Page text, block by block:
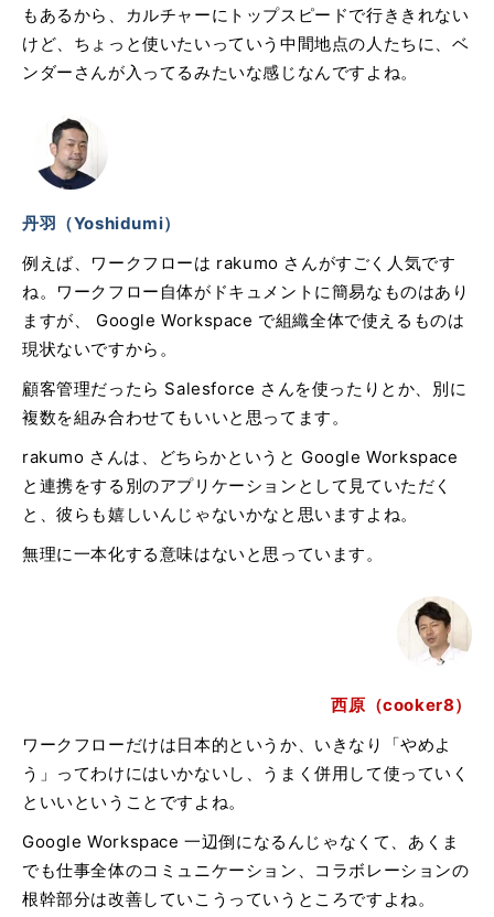
もあるから、カルチャーにトップスピードで行ききれない
けど、ちょっと使いたいっていう中間地点の人たちに、ベ
ンダーさんが入ってるみたいな感じなんですよね。
丹羽（Yoshidumi）
例えば、ワークフローは rakumo さんがすごく人気です
ね。ワークフロー自体がドキュメントに簡易なものはあり
ますが、 Google Workspace で組織全体で使えるものは
現状ないですから。
顧客管理だったら Salesforce さんを使ったりとか、別に
複数を組み合わせてもいいと思ってます。
rakumo さんは、どちらかというと Google Workspace
と連携をする別のアプリケーションとして見ていただく
と、彼らも嬉しいんじゃないかなと思いますよね。
無理に一本化する意味はないと思っています。
西原（cooker8）
ワークフローだけは日本的というか、いきなり「やめよ
う」ってわけにはいかないし、うまく併用して使っていく
といいということですよね。
Google Workspace 一辺倒になるんじゃなくて、あくま
でも仕事全体のコミュニケーション、コラボレーションの
根幹部分は改善していこうっていうところですよね。